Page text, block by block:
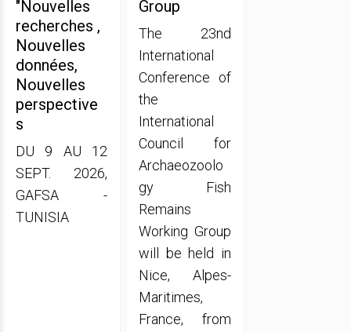
"Nouvelles
recherches ,
Nouvelles
données,
Nouvelles
perspective
s
DU 9 AU 12
SEPT. 2026,
GAFSA -
TUNISIA
Group
The 23nd
International
Conference of
the
International
Council for
Archaeozoolo
gy Fish
Remains
Working Group
will be held in
Nice, Alpes-
Maritimes,
France, from